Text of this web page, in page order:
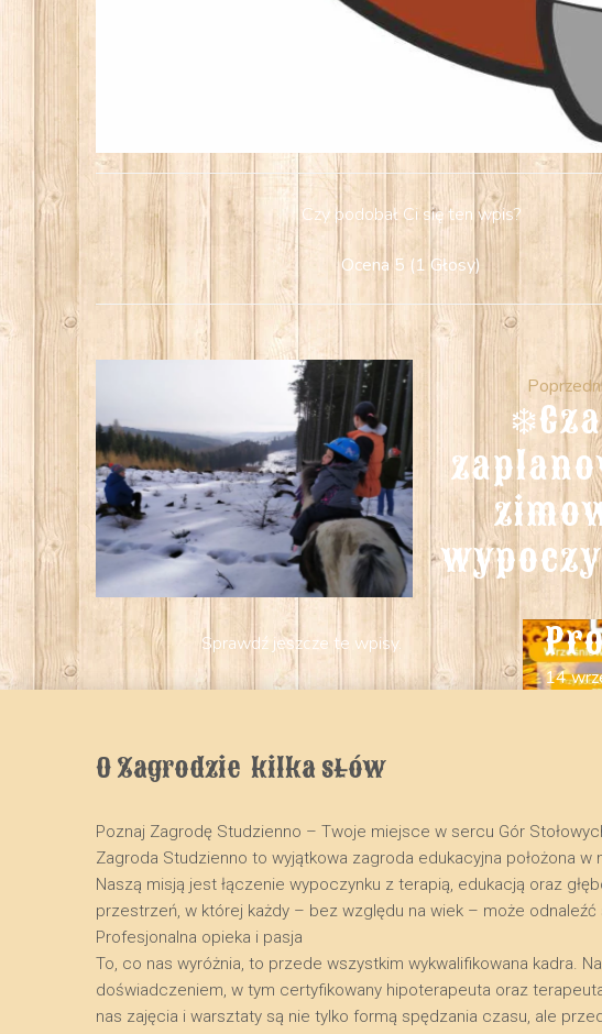
Czy podobał Ci się ten wpis?
Ocena 5 (1 Głosy)
Sprawdź jeszcze te wpisy.
14
O Zagrodzie  kilka słów
Poznaj Zagrodę Studzienno – Twoje miejsce w sercu Gór
​Zagroda Studzienno to wyjątkowa zagroda edukacyjna położona
Naszą misją jest łączenie wypoczynku z terapią, edukacją oraz
przestrzeń, w której każdy – bez względu na wiek – może
​Profesjonalna opieka i pasja
​To, co nas wyróżnia, to przede wszystkim wykwalifikowana kadra.
doświadczeniem, w tym certyfikowany hipoterapeuta oraz
nas zajęcia i warsztaty są nie tylko formą spędzania czasu, ale